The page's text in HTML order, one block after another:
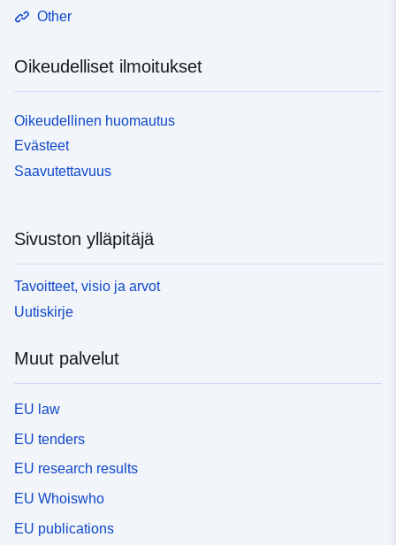
Other
Oikeudelliset ilmoitukset
Oikeudellinen huomautus
Evästeet
Saavutettavuus
Sivuston ylläpitäjä
Tavoitteet, visio ja arvot
Uutiskirje
Muut palvelut
EU law
EU tenders
EU research results
EU Whoiswho
EU publications